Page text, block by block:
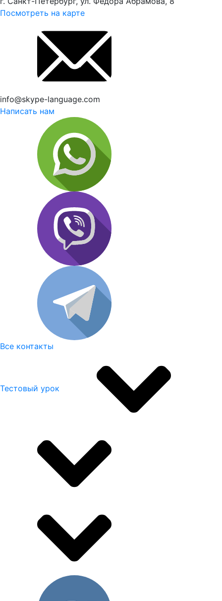
Посмотреть на карте
info@skype-language.com
Написать нам
Все контакты
Тестовый урок